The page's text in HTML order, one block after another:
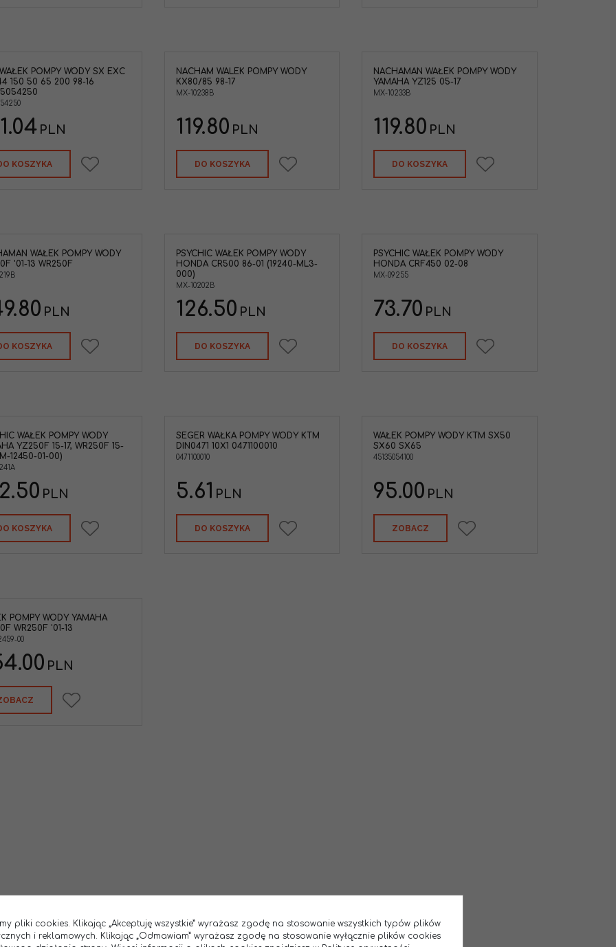
POMPY WODY SX EXC
150 50 65 200 98-16
PLN
KOSZYKA
Nacham MX-10238B Walek pompy
wody KX80 KX85 '98-17 ( 13234-1103 )
Marka pojazdu
NACHAM WALEK POMPY WODY
KX80/85 98-17
MX-10238B
119.80 PLN
DO KOSZYKA
Nachaman Wałek pompy wody
Yamaha YZ125 05-17
NACHAMAN WAŁEK POMPY WODY
YAMAHA YZ125 05-17
MX-10233B
119.80 PLN
DO KOSZYKA
WAŁEK POMPY WODY
'01-13 WR250F
PLN
KOSZYKA
Psychic MX-10202B Wałek pompy
wody Honda CR500 86-01 (
Marka pojazdu
PSYCHIC WAŁEK POMPY WODY
HONDA CR500 86-01 (19240-ML3-
000)
MX-10202B
126.50 PLN
DO KOSZYKA
Psychic MX-09255 Wałek pompy
wody Honda CRF450R '02-08,
Marka pojazdu
Materiał: Stal
MEB-670
Kategoria
Wałki pompy wody
PSYCHIC WAŁEK POMPY WODY
HONDA CRF450 02-08
MX-09255
73.70 PLN
DO KOSZYKA
WAŁEK POMPY WODY
YZ250F 15-17, WR250F 15-
12450-01-00)
PLN
KOSZYKA
KTM 0471100010 Pierścień
zabezpieczający segera DIN0471 10x1
cena za 1szt. Zabezpieczenie wałka
Marka pojazdu
Średnica wewnętrzna
Wymiar: 10x1mm
SEGER WAŁKA POMPY WODY KTM
DIN0471 10X1 0471100010
0471100010
5.61 PLN
DO KOSZYKA
Wałek pompy wody KTM SX50 '01-08
SX60 '98-00 SX65 '98-08
WAŁEK POMPY WODY KTM SX50
SX60 SX65
45135054100
95.00 PLN
ZOBACZ
POMPY WODY YAMAHA
WR250F '01-13
00
PLN
pliki cookies. Klikając „Akceptuję wszystkie” wyrażasz zgodę na stosowanie wszystkich typów plików
i reklamowych. Klikając „Odmawiam” wyrażasz zgodę na stosowanie wyłącznie plików cookies